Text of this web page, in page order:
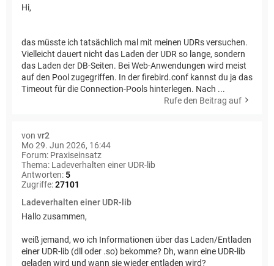
Hi,
das müsste ich tatsächlich mal mit meinen UDRs versuchen.
Vielleicht dauert nicht das Laden der UDR so lange, sondern
das Laden der DB-Seiten. Bei Web-Anwendungen wird meist
auf den Pool zugegriffen. In der firebird.conf kannst du ja das
Timeout für die Connection-Pools hinterlegen. Nach ...
Rufe den Beitrag auf
von vr2
Mo 29. Jun 2026, 16:44
Forum: Praxiseinsatz
Thema: Ladeverhalten einer UDR-lib
Antworten: 5
Zugriffe:27101
Ladeverhalten einer UDR-lib
Hallo zusammen,
weiß jemand, wo ich Informationen über das Laden/Entladen
einer UDR-lib (dll oder .so) bekomme? Dh, wann eine UDR-lib
geladen wird und wann sie wieder entladen wird?